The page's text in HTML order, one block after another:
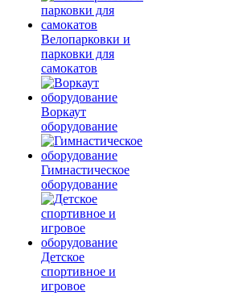
Велопарковки и
парковки для
самокатов
Воркаут
оборудование
Гимнастическое
оборудование
Детское
спортивное и
игровое